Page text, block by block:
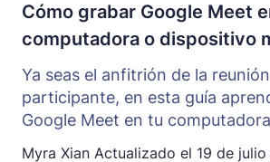
Cómo grabar Google Meet
computadora o dispositivo
Ya seas el anfitrión de la
participante, en esta guía
Google Meet en tu
Myra Xian Actualizado el 19 de